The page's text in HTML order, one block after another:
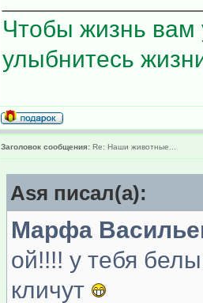
Чтобы жизнь вам
улыбнитесь
Заголовок сообщения: Re: Наши животные...
Asя писал(а):
Марфа
ой!!!! у тебя
кличут